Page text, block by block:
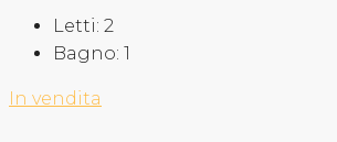
Letti: 2
Bagno: 1
In vendita